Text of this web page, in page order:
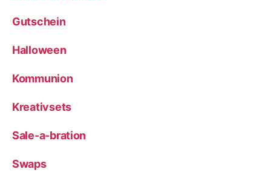
Gutschein
Halloween
Kommunion
Kreativsets
Sale-a-bration
Swaps